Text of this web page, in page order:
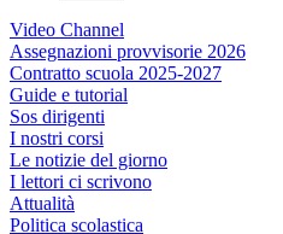
Video Channel
Assegnazioni provvisorie 2026
Contratto scuola 2025-2027
Guide e tutorial
Sos dirigenti
I nostri corsi
Le notizie del giorno
I lettori ci scrivono
Attualità
Politica scolastica